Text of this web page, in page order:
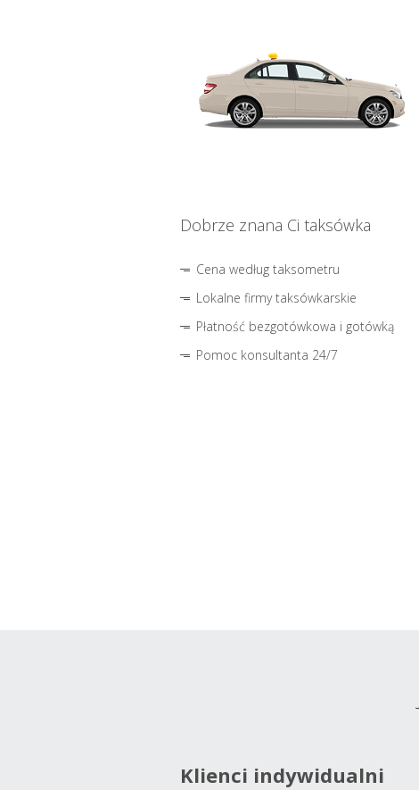
Dobrze znana Ci taksówka
Cena według taksometru
Lokalne firmy taksówkarskie
Płatność bezgotówkowa i gotówką
Pomoc konsultanta 24/7
Klienci indywidualni